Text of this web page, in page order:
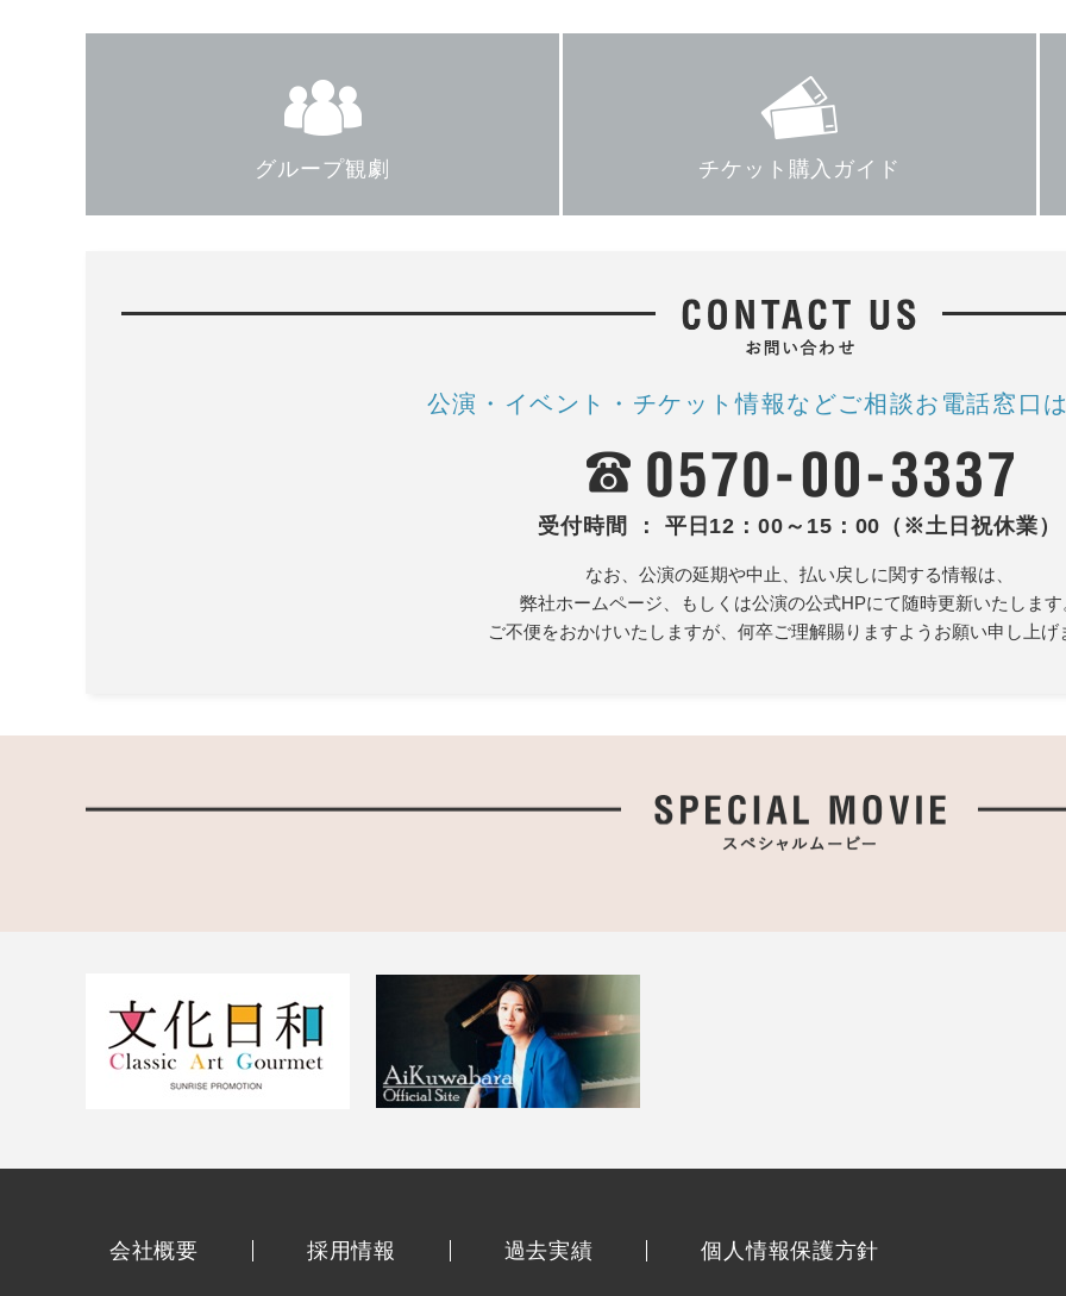
グループ観劇 チケット購入ガイド
公演・イベント・チケット情報などご相談お電話窓口
受付時間 ： 平日12：00～15：00（※土日祝休業）
なお、公演の延期や中止、払い戻しに関する情報は、
弊社ホームページ、もしくは公演の公式HPにて随時更新いたします
ご不便をおかけいたしますが、何卒ご理解賜りますようお願い申し上げ
会社概要 採用情報 過去実績 個人情報保護方針